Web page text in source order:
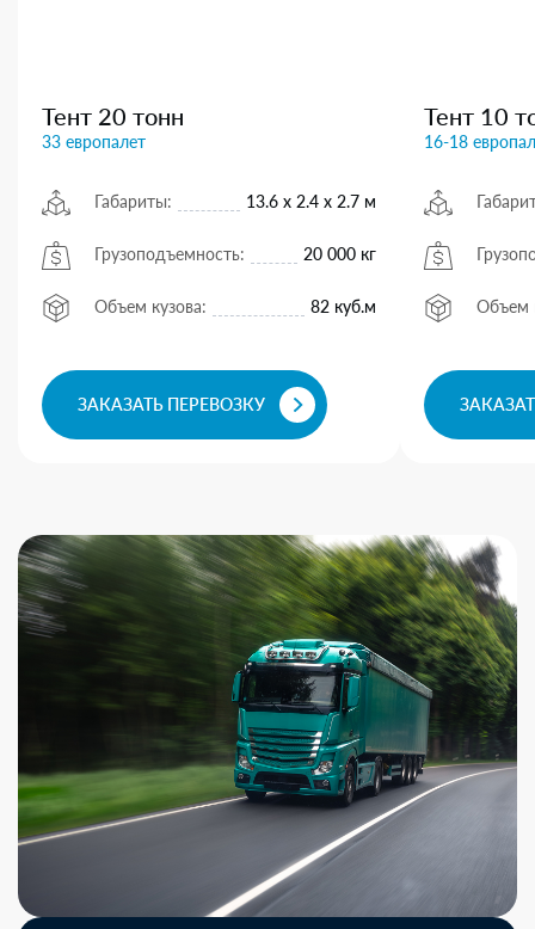
Тент 20 тонн
33 европалет
Габариты: 13.6 х 2.4 х 2.7 м
Грузоподъемность: 20 000 кг
Объем кузова: 82 куб.м
ЗАКАЗАТЬ ПЕРЕВОЗКУ
Тент 10
16-18
Объем